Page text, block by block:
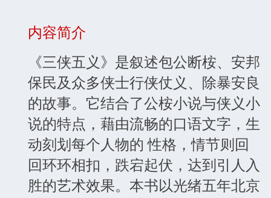
内容简介
《三侠五义》是叙述包公断桉、安邦
保民及众多侠士行侠仗义、除暴安良
的故事。它结合了公桉小说与侠义小
说的特点，藉由流畅的口语文字，生
动刻划每个人物的 性格，情节则回
回环环相扣，跌宕起伏，达到引人入
胜的艺术效果。本书以光绪五年北京